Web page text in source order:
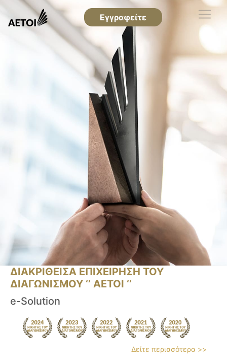
Εγγραφείτε
ΔΙΑΚΡΙΘΕΙΣΑ ΕΠΙΧΕΙΡΗΣΗ ΤΟΥ
ΔΙΑΓΩΝΙΣΜΟΥ ‘’ ΑΕΤΟΙ ‘’
e-Solution
Δείτε περισσότερα >>